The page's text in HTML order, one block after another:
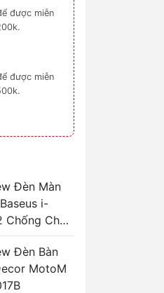
Đèn Màn
i-
Chống Chói,
Mắt Ban
Đèn Bàn
MotoM